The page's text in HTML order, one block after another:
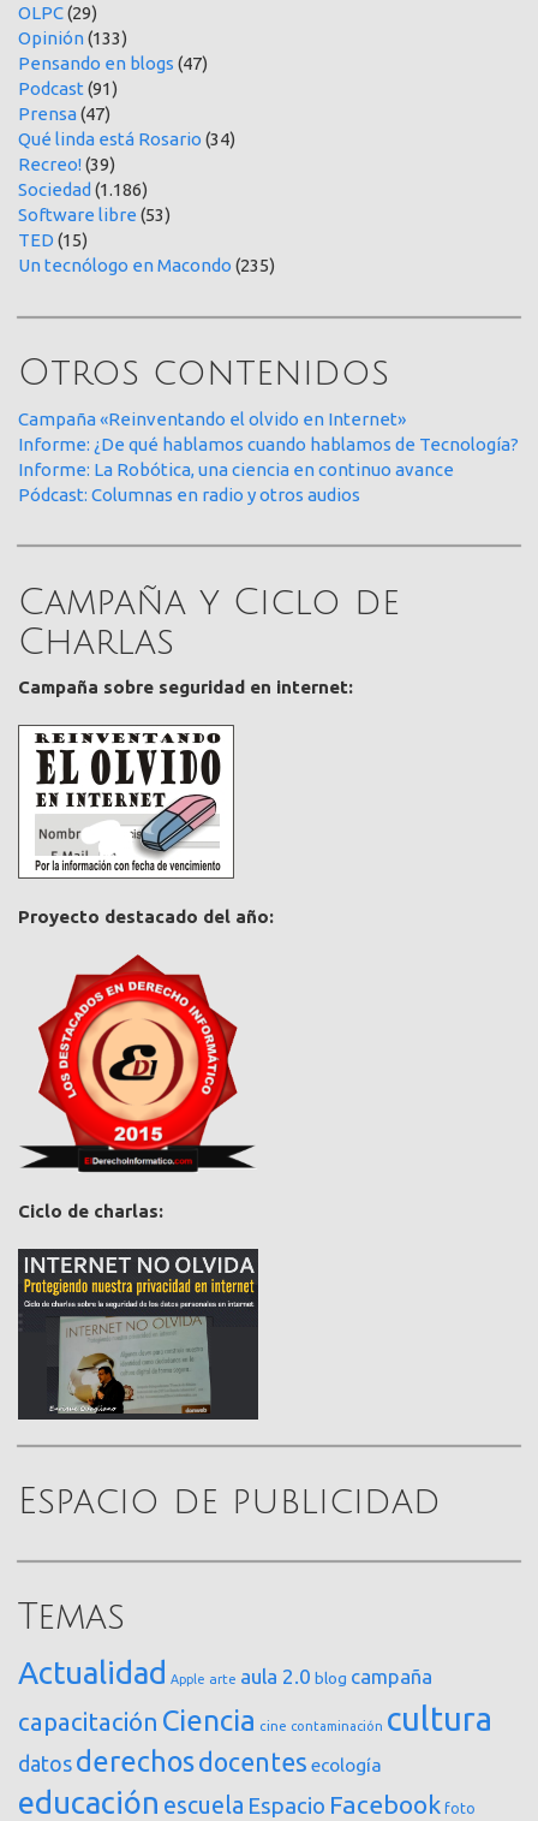
OLPC(29)
Opinión(133)
Pensando en blogs (47)
Podcast (91)
Prensa(47)
Qué linda está Rosario (34)
Recreo!(39)
Sociedad (1.186)
Software libre (53)
TED (15)
Un tecnólogo en Macondo (235)
Otros contenidos
Campaña «Reinventando el olvido en Internet»
Informe: ¿De qué hablamos cuando hablamos de Tecnología?
Informe: La Robótica, una ciencia en continuo avance
Pódcast: Columnas en radio y otros audios
Campaña y Ciclo de
Charlas
Campaña sobre seguridad en internet:
Proyecto destacado del año:
Ciclo de charlas:
Espacio de publicidad
Temas
Actualidad Apple arte aula 2.0 blog campaña
capacitación Ciencia cine contaminación cultura
datos derechosdocentes ecología
educación escuela Espacio Facebook foto